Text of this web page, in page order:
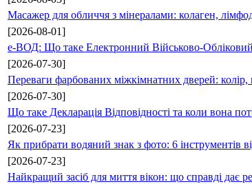
Масажер для обличчя з мінералами: колаген,
[2026-08-01]
е-ВОД: Що таке Електронний Військово-
[2026-07-30]
Переваги фарбованих міжкімнатних дверей: колір,
[2026-07-30]
Що таке Декларація Відповідності та коли вона
[2026-07-23]
Як прибрати водяний знак з фото: 6 інструментів
[2026-07-23]
Найкращий засіб для миття вікон: що справді дає